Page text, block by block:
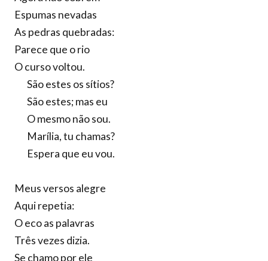
Espumas nevadas
As pedras quebradas:
Parece que o rio
O curso voltou.
São estes os sítios?
São estes; mas eu
O mesmo não sou.
Marília, tu chamas?
Espera que eu vou.
Meus versos alegre
Aqui repetia:
O eco as palavras
Três vezes dizia.
Se chamo por ele